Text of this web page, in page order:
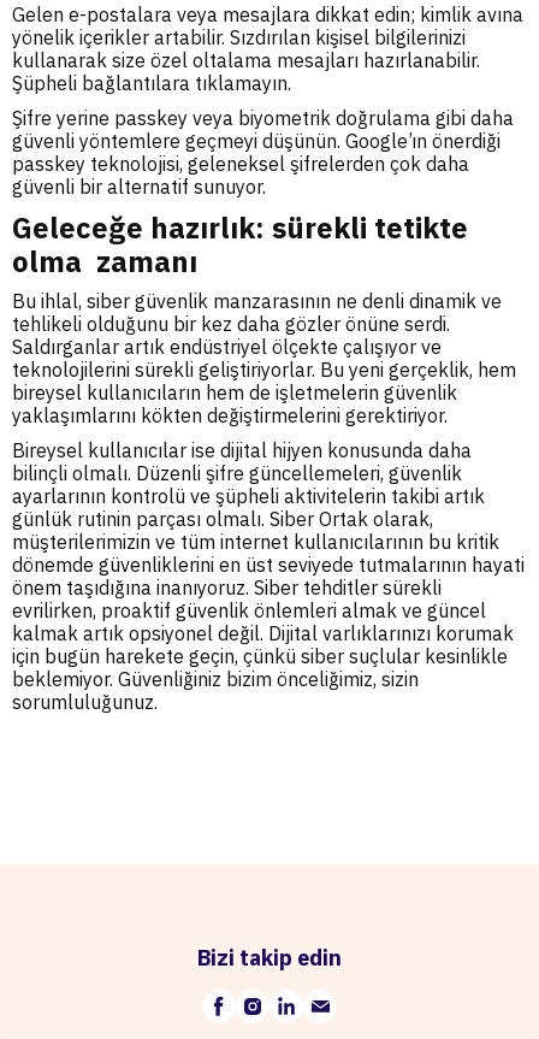
Gelen e-postalara veya mesajlara dikkat edin; kimlik avına
yönelik içerikler artabilir. Sızdırılan kişisel bilgilerinizi
kullanarak size özel oltalama mesajları hazırlanabilir.
Şüpheli bağlantılara tıklamayın.
Şifre yerine passkey veya biyometrik doğrulama gibi daha
güvenli yöntemlere geçmeyi düşünün. Google’ın önerdiği
passkey teknolojisi, geleneksel şifrelerden çok daha
güvenli bir alternatif sunuyor.
Geleceğe hazırlık: sürekli tetikte
olma zamanı
Bu ihlal, siber güvenlik manzarasının ne denli dinamik ve
tehlikeli olduğunu bir kez daha gözler önüne serdi.
Saldırganlar artık endüstriyel ölçekte çalışıyor ve
teknolojilerini sürekli geliştiriyorlar. Bu yeni gerçeklik, hem
bireysel kullanıcıların hem de işletmelerin güvenlik
yaklaşımlarını kökten değiştirmelerini gerektiriyor.
Bireysel kullanıcılar ise dijital hijyen konusunda daha
bilinçli olmalı. Düzenli şifre güncellemeleri, güvenlik
ayarlarının kontrolü ve şüpheli aktivitelerin takibi artık
günlük rutinin parçası olmalı. Siber Ortak olarak,
müşterilerimizin ve tüm internet kullanıcılarının bu kritik
dönemde güvenliklerini en üst seviyede tutmalarının hayati
önem taşıdığına inanıyoruz. Siber tehditler sürekli
evrilirken, proaktif güvenlik önlemleri almak ve güncel
kalmak artık opsiyonel değil. Dijital varlıklarınızı korumak
için bugün harekete geçin, çünkü siber suçlular kesinlikle
beklemiyor. Güvenliğiniz bizim önceliğimiz, sizin
sorumluluğunuz.
Bizi takip edin